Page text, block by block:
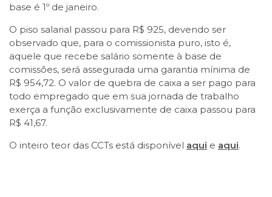
base é 1º de janeiro.
O piso salarial passou para R$ 925, devendo ser
observado que, para o comissionista puro, isto é,
aquele que recebe salário somente à base de
comissões, será assegurada uma garantia mínima de
R$ 954,72. O valor de quebra de caixa a ser pago para
todo empregado que em sua jornada de trabalho
exerça a função exclusivamente de caixa passou para
R$ 41,67.
O inteiro teor das CCTs está disponível aqui e aqui.